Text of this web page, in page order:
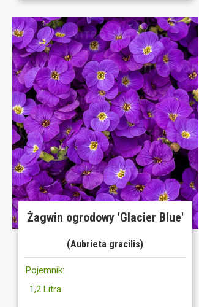
Żagwin ogrodowy 'Glacier Blue'
(Aubrieta gracilis)
Pojemnik:
1,2 Litra